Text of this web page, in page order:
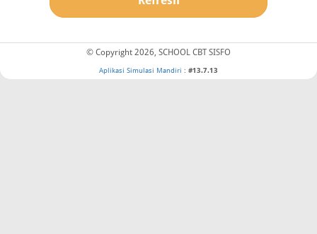
© Copyright 2026, SCHOOL CBT SISFO
Aplikasi Simulasi Mandiri : #13.7.13